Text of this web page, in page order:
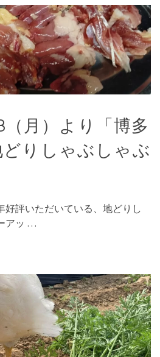
（月）より「博多
りしゃぶしゃぶ
好評いただいている、地どりし
アッ …